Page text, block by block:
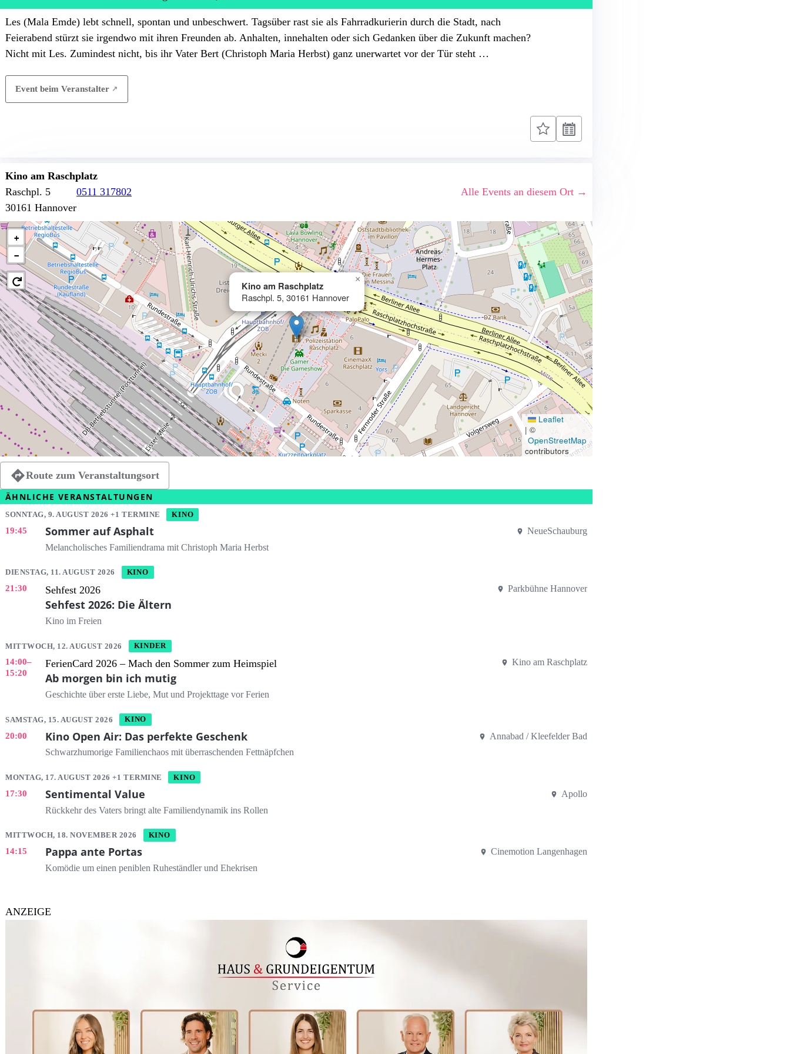
Les (Mala Emde) lebt schnell, spontan und unbeschwert. Tagsüber rast sie als Fahrradkurierin durch die Stadt, nach
Feierabend stürzt sie irgendwo mit ihren Freunden ab. Anhalten, innehalten oder sich Gedanken über die Zukunft machen?
Nicht mit Les. Zumindest nicht, bis ihr Vater Bert (Christoph Maria Herbst) ganz unerwartet vor der Tür steht …
Event beim Veranstalter
Kino am Raschplatz
Raschpl. 5
30161 Hannover
0511 317802 Alle Events an diesem Ort →
Kino am Raschplatz
Raschpl. 5, 30161 Hannover
×
+
−
Leaflet
| ©
OpenStreetMap
contributors
Route zum Veranstaltungsort
ÄHNLICHE VERANSTALTUNGEN
SONNTAG, 9. AUGUST 2026 +1 TERMINE KINO
19:45 Sommer auf Asphalt
Melancholisches Familiendrama mit Christoph Maria Herbst
NeueSchauburg
DIENSTAG, 11. AUGUST 2026 KINO
21:30 Sehfest 2026
Sehfest 2026: Die Ältern
Kino im Freien
Parkbühne Hannover
MITTWOCH, 12. AUGUST 2026 KINDER
14:00–
15:20
FerienCard 2026 – Mach den Sommer zum Heimspiel
Ab morgen bin ich mutig
Geschichte über erste Liebe, Mut und Projekttage vor Ferien
Kino am Raschplatz
SAMSTAG, 15. AUGUST 2026 KINO
20:00 Kino Open Air: Das perfekte Geschenk
Schwarzhumorige Familienchaos mit überraschenden Fettnäpfchen
Annabad / Kleefelder Bad
MONTAG, 17. AUGUST 2026 +1 TERMINE KINO
17:30 Sentimental Value
Rückkehr des Vaters bringt alte Familiendynamik ins Rollen
Apollo
MITTWOCH, 18. NOVEMBER 2026 KINO
14:15 Pappa ante Portas
Komödie um einen peniblen Ruheständler und Ehekrisen
Cinemotion Langenhagen
ANZEIGE